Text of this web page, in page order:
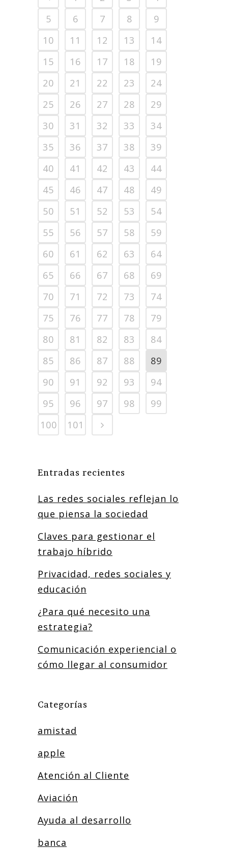
5
6 7 8
9
10
11 12 13
14
15
16 17 18
19
20
21 22 23
24
25
26 27 28
29
30
31 32 33
34
35
36 37 38
39
40
41 42 43
44
45
46 47 48
49
50
51 52 53
54
55
56 57 58
59
60
61 62 63
64
65
66 67 68
69
70
71 72 73
74
75
76 77 78
79
80
81 82 83
84
85
86 87 88
89
90
91 92 93
94
95
96 97 98
99
100
101
Entradas recientes
Las redes sociales reflejan lo
que piensa la sociedad
Claves para gestionar el
trabajo híbrido
Privacidad, redes sociales y
educación
¿Para qué necesito una
estrategia?
Comunicación experiencial o
cómo llegar al consumidor
Categorías
amistad
apple
Atención al Cliente
Aviación
Ayuda al desarrollo
banca